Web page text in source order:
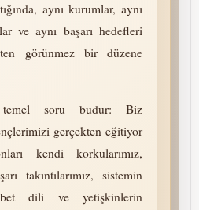
aynı kurumlar, aynı
ve aynı başarı hedefleri
görünmez bir düzene
temel soru budur: Biz
gerçekten eğitiyor
kendi korkularımız,
takıntılarımız, sistemin
dili ve yetişkinlerin